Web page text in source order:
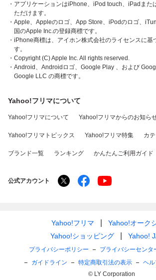
・アプリケーションはiPhone、iPod touch、iPadまた
ただけます。
・Apple、Appleのロゴ、App Store、iPodのロゴ、
国のApple Inc.の登録商標です。
・iPhone商標は、アイホン株式会社のライセンスに基
す。
・Copyright (C) Apple Inc. All rights reserved.
・Android、Androidロゴ、Google Play 、および
Google LLC の商標です。
Yahoo!フリマについて
Yahoo!フリマについて Yahoo!フリマからのお知ら
Yahoo!フリマトピックス Yahoo!フリマ特集 カ
ブランド一覧 ランキング かんたんご利用ガイド
公式アカウント
Yahoo!フリマ
Yahoo!オーク
Yahoo!ショッピング
Yahoo!
プライバシーポリシー プライバシーセンタ
ガイドライン
特定商取引法の表示
ヘ
© LY Corporation